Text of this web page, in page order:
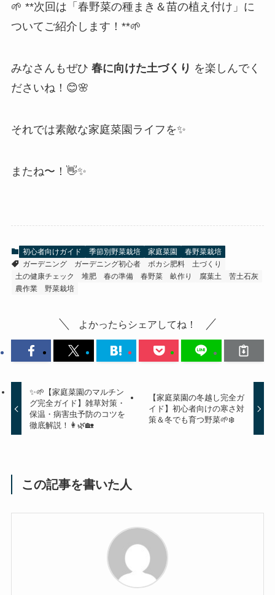
🌱 **次回は「春野菜の種まき＆苗の植え付け」に
ついてご紹介します！**🌱
みなさんもぜひ 春に向けた土づくり を楽しんでく
ださいね！😊🌸
それでは素敵な家庭菜園ライフを✨
またね〜！👋✨
初心者向けガイド 季節別野菜栽培 家庭菜園
春野菜栽培
ガーデニング
ガーデニング初心者 ボカシ肥料
土づくり
土の健康チェック
堆肥 春の準備 春野菜 畝作り 腐葉土
苦土石灰
農作業
野菜栽培
よかったらシェアしてね！
✨🌱【家庭菜園のマルチン
グ完全ガイド】雑草対策・
保温・病害虫予防のコツを
徹底解説！👩‍🌿🏡
【家庭菜園の冬越し完全ガ
イド】初心者向けの寒さ対
策＆冬でも育つ野菜🌱❄️
この記事を書いた人